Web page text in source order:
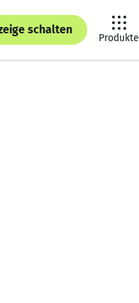
schalten
Produkte